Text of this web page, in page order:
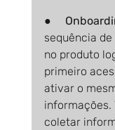
●
sequência
no produto
primeiro
ativar o
informações.
coletar